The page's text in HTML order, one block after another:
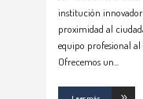
institución
proximidad al
equipo profesional
Ofrecemos un